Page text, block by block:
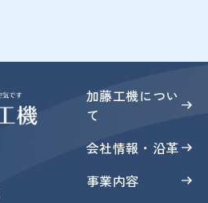
加藤工機につい
て
会社情報・沿革
事業内容